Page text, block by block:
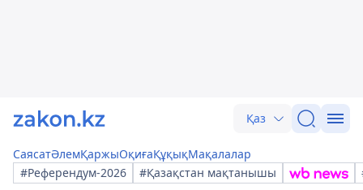
Қаз
СаясатӘлемҚаржыОқиғаҚұқықМақалалар
#Референдум-2026
#Қазақстан мақтанышы